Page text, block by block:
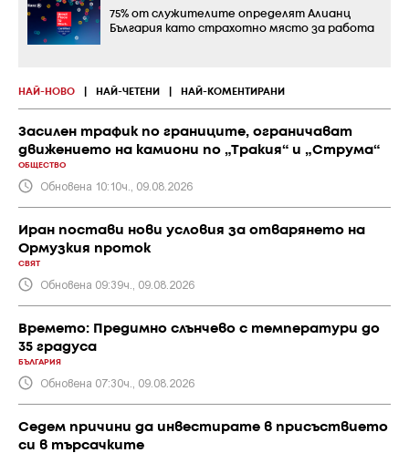
НАЙ-НОВО НАЙ-ЧЕТЕНИ НАЙ-КОМЕНТИРАНИ
Засилен трафик по границите, ограничават
движението на камиони по „Тракия“ и „Струма“
ОБЩЕСТВО
Обновена 10:10ч., 09.08.2026
Иран постави нови условия за отварянето на
Ормузкия проток
СВЯТ
Обновена 09:39ч., 09.08.2026
Времето: Предимно слънчево с температури до
35 градуса
БЪЛГАРИЯ
Обновена 07:30ч., 09.08.2026
Седем причини да инвестирате в присъствието
си в търсачките
75% от служителите определят Алианц
България като страхотно място за работа